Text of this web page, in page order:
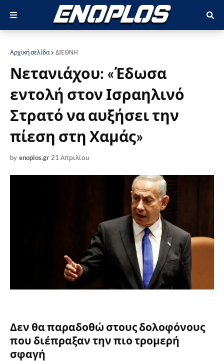
Αρχική σελίδα ΔΙΕΘΝΗ
Νετανιάχου: «Έδωσα
εντολή στον Ισραηλινό
Στρατό να αυξήσει την
πίεση στη Χαμάς»
by enoplos.gr 21 Απριλίου
Δεν θα παραδοθώ στους δολοφόνους
που διέπραξαν την πιο τρομερή
σφαγή